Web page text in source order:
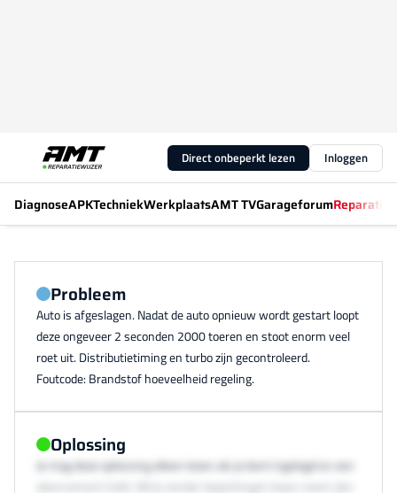
Direct onbeperkt lezen Inloggen
DiagnoseAPKTechniekWerkplaatsAMT TVGarageforum
Probleem
Auto is afgeslagen. Nadat de auto opnieuw wordt gestart loopt
deze ongeveer 2 seconden 2000 toeren en stoot enorm veel
roet uit. Distributietiming en turbo zijn gecontroleerd.
Foutcode: Brandstof hoeveelheid regeling.
Oplossing
Je mag deze oplossing alleen lezen als je bent ingelogd en een